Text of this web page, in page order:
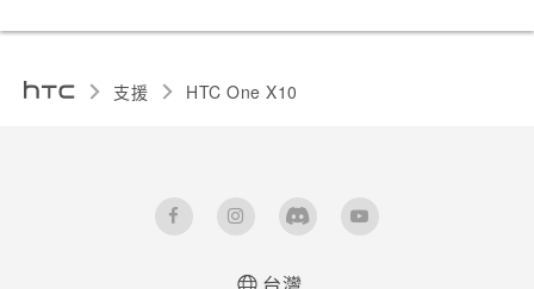
支援 HTC One X10‎
台灣